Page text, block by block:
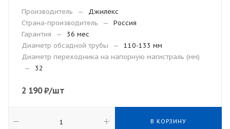
Производитель —
Джилекс
Страна-производитель
—
Россия
Гарантия
—
36 мес
Диаметр обсадной трубы
—
110-133 мм
Диаметр переходника на напорную магистраль (мм)
—
32
2 190₽/шт
В КОРЗИНУ